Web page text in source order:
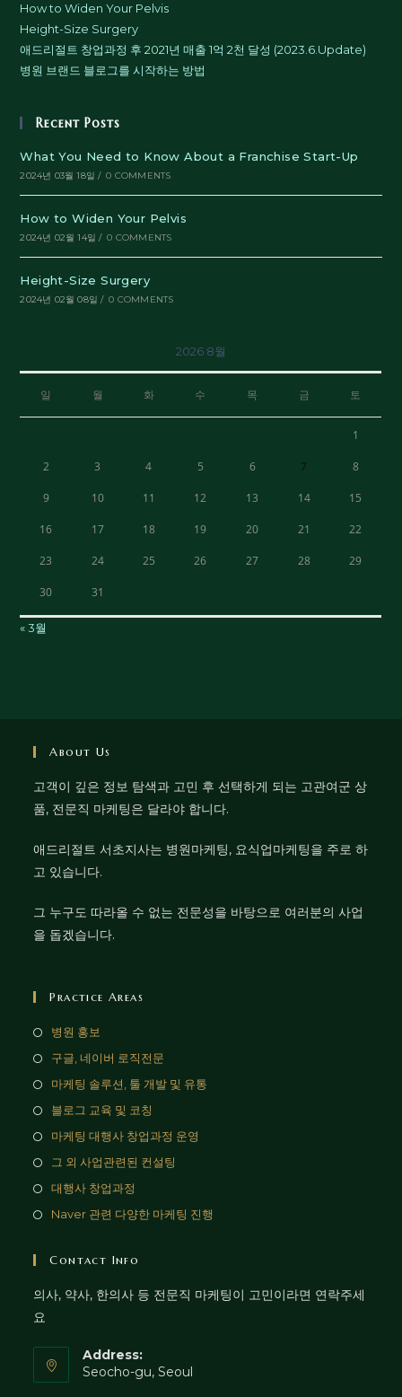
How to Widen Your Pelvis
Height-Size Surgery
애드리절트 창업과정 후 2021년 매출 1억 2천 달성 (2023.6.Update)
병원 브랜드 블로그를 시작하는 방법
Recent Posts
What You Need to Know About a Franchise Start-Up
2024년 03월 18일 / 0 COMMENTS
How to Widen Your Pelvis
2024년 02월 14일 / 0 COMMENTS
Height-Size Surgery
2024년 02월 08일 / 0 COMMENTS
2026 8월
일 월 화 수 목 금 토
1
2 3 4 5 6 7 8
9 10 11 12 13 14 15
16 17 18 19 20 21 22
23 24 25 26 27 28 29
30 31
« 3월
About Us
고객이 깊은 정보 탐색과 고민 후 선택하게 되는 고관여군 상
품, 전문직 마케팅은 달라야 합니다.
애드리절트 서초지사는 병원마케팅, 요식업마케팅을 주로 하
고 있습니다.
그 누구도 따라올 수 없는 전문성을 바탕으로 여러분의 사업
을 돕겠습니다.
Practice Areas
병원 홍보
구글, 네이버 로직전문
마케팅 솔루션, 툴 개발 및 유통
블로그 교육 및 코칭
마케팅 대행사 창업과정 운영
그 외 사업관련된 컨설팅
대행사 창업과정
Naver 관련 다양한 마케팅 진행
Contact Info
의사, 약사, 한의사 등 전문직 마케팅이 고민이라면 연락주세
요
Address:
Seocho-gu, Seoul